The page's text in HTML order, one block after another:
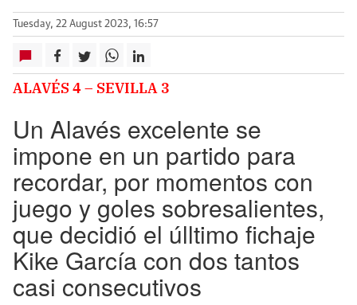
Tuesday, 22 August 2023, 16:57
ALAVÉS 4 – SEVILLA 3
Un Alavés excelente se
impone en un partido para
recordar, por momentos con
juego y goles sobresalientes,
que decidió el úlltimo fichaje
Kike García con dos tantos
casi consecutivos